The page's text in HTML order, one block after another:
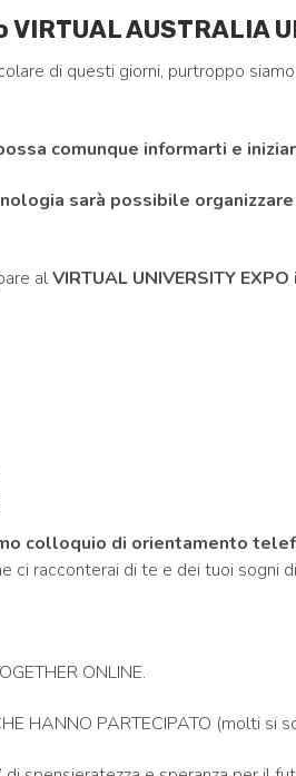
AUSTRALIA
di questi giorni, purtroppo
comunque informarti e
sarà possibile
alVIRTUAL UNIVERSITY
colloquio di orientamento
ci racconterai di te e dei tuoi sogni
ONLINE.
HANNO PARTECIPATO (molti si